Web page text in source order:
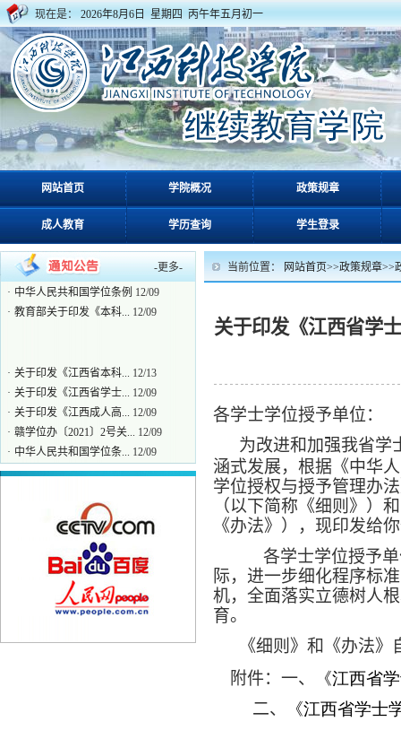
现在是： 2026年8月6日 星期四 丙午年五月初一
网站首页 学院概况 政策规章
成人教育 学历查询 学生登录
-更多-
关于印发《江西省本科...
· 关于印发《江西省学士... 12/09
关于印发《江西成人高...
· 赣学位办〔2021〕2号关... 12/09
中华人民共和国学位条...
12/09
中华人民共和国学位条例 12/09
教育部关于印发《本科... 12/09
关于印发《江西省本科...
12/13
关于印发《江西省学士...
12/09
关于印发《江西成人高...
12/09
赣学位办〔2021〕2号关...
12/09
中华人民共和国学位条...
12/09
· 中华人民共和国学位条例 12/09
当前位置： 网站首页>>政策规章>>
关于印发《江西省学
各学士学位授予单位：
为改进和加强我省学
涵式发展，根据《中华
学位授权与授予管理办
（以下简称《细则》）
《办法》），现印发给
各学士学位授予
际，进一步细化程序标
机，全面落实立德树人
育。
《细则》和《办法
附件：一、
《江西省
二、
《江西省学士